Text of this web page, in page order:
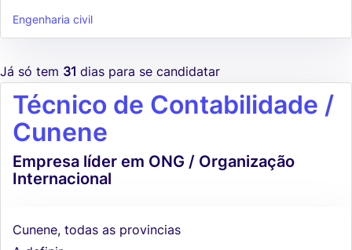
Engenharia civil
Já só tem 31 dias para se candidatar
Técnico de Contabilidade /
Cunene
Empresa líder em ONG / Organização
Internacional
Cunene, todas as provincias